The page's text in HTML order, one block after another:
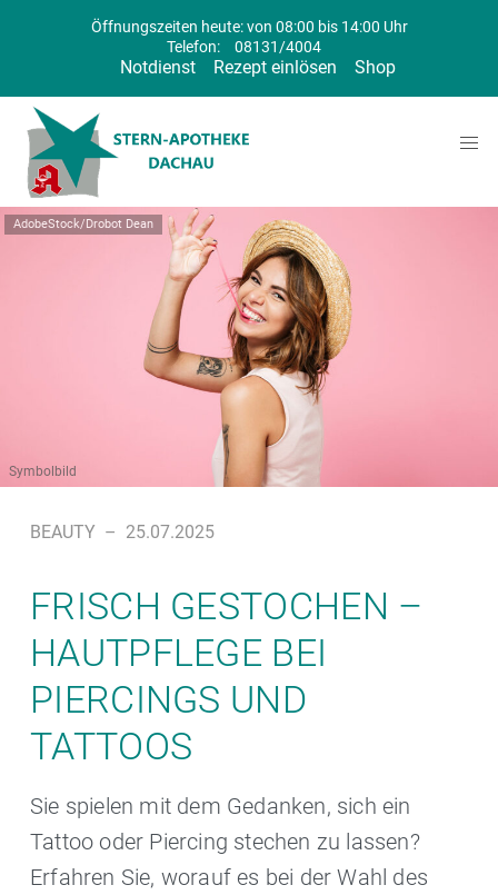
Öffnungszeiten heute: von 08:00 bis 14:00 Uhr
Telefon:
08131/4004
Notdienst Rezept einlösen Shop
AdobeStock/Drobot Dean
Symbolbild
BEAUTY – 25.07.2025
FRISCH GESTOCHEN –
HAUTPFLEGE BEI
PIERCINGS UND
TATTOOS
Sie spielen mit dem Gedanken, sich ein
Tattoo oder Piercing stechen zu lassen?
Erfahren Sie, worauf es bei der Wahl des